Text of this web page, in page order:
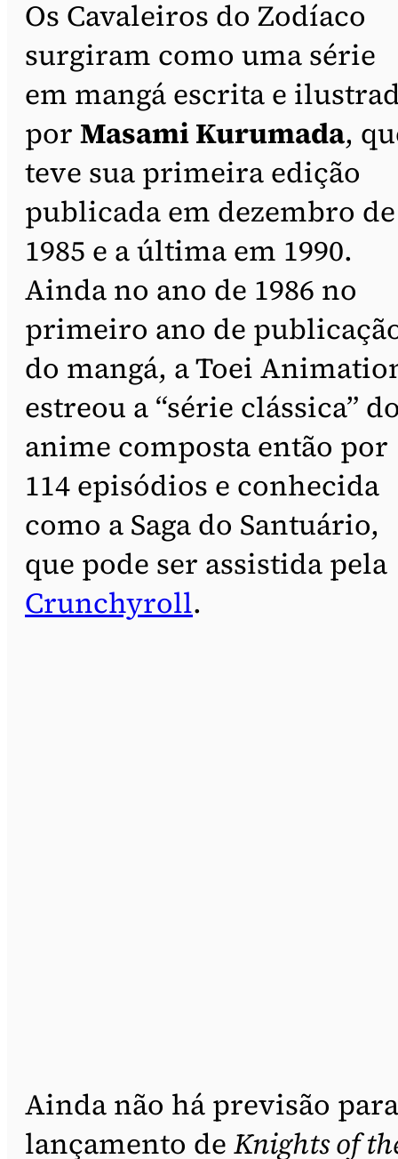
Os Cavaleiros do Zodíaco
surgiram como uma série
em mangá escrita e
por Masami Kurumada,
teve sua primeira edição
publicada em dezembro de
1985 e a última em 1990.
Ainda no ano de 1986 no
primeiro ano de
do mangá, a Toei
estreou a “série clássica”
anime composta então por
114 episódios e conhecida
como a Saga do Santuário,
que pode ser assistida pela
Crunchyroll.
Ainda não há previsão
lançamento de Knights of